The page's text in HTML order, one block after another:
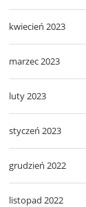
kwiecień 2023
marzec 2023
luty 2023
styczeń 2023
grudzień 2022
listopad 2022